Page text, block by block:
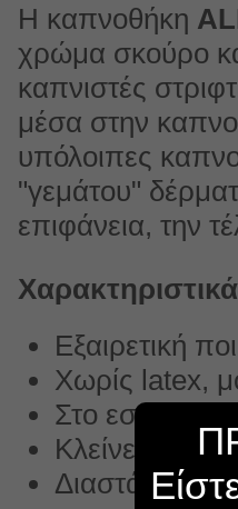
Η καπνοθήκη
χρώμα σκούρο
καπνιστές
μέσα στην
υπόλοιπες
"γεμάτου"
επιφάνεια, την
Χαρακτηριστικά
Εξαιρετική
Χωρίς latex,
Στο
Κλείνει με 2
Διαστάσεις